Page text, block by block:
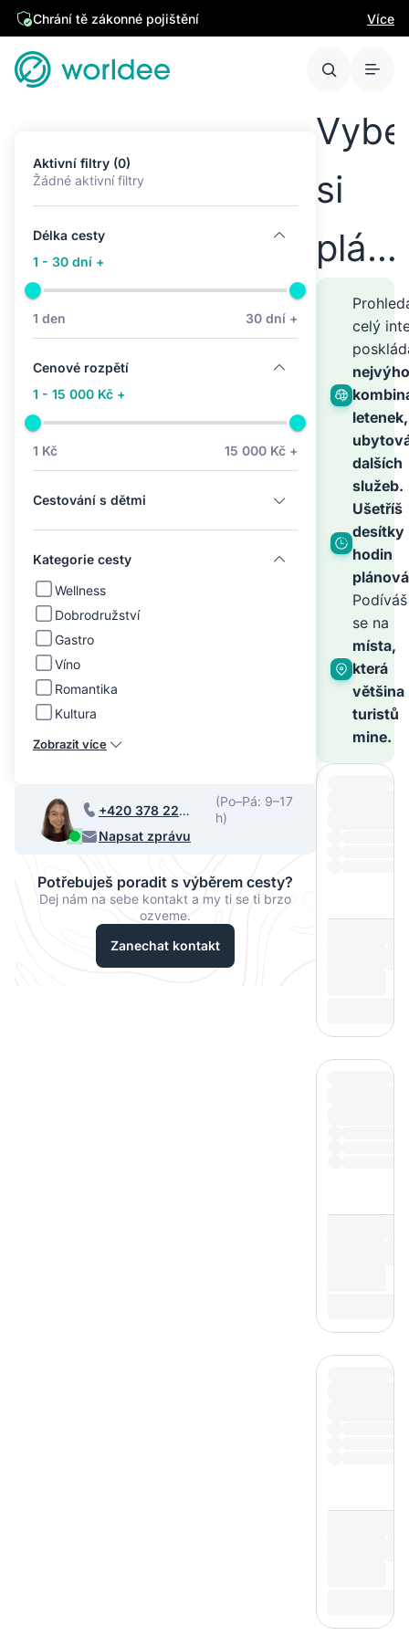
Chrání tě zákonné pojištění Více
Aktivní filtry (0)
Žádné aktivní filtry
Délka cesty
1 - 30 dní +
1 den 30 dní +
Cenové rozpětí
1 - 15 000 Kč +
1 Kč 15 000 Kč +
Cestování s dětmi
Kategorie cesty
Wellness
Dobrodružství
Gastro
Víno
Romantika
Kultura
Zobrazit více
+420 378 220
068
(Po–Pá: 9–17
h)
Napsat zprávu
Potřebuješ poradit s výběrem cesty?
Dej nám na sebe kontakt a my ti se ti brzo
ozveme.
Zanechat kontakt
si
plán
cesty
na
světě
–
je
celý
letenek,
dalších
služeb.
Ušetříš
desítky
hodin
Podíváš
se na
místa,
která
většina
turistů
mine.